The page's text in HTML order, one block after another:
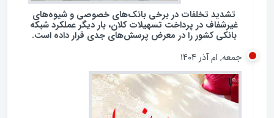
تشدید تخلفات در برخی بانک‌های خصوصی و شیوه‌های
غیرشفاف در پرداخت تسهیلات کلان، بار دیگر عملکرد شبکه
بانکی کشور را در معرض پرسش‌های جدی قرار داده است.
جمعه, ام آذر ۱۴۰۴